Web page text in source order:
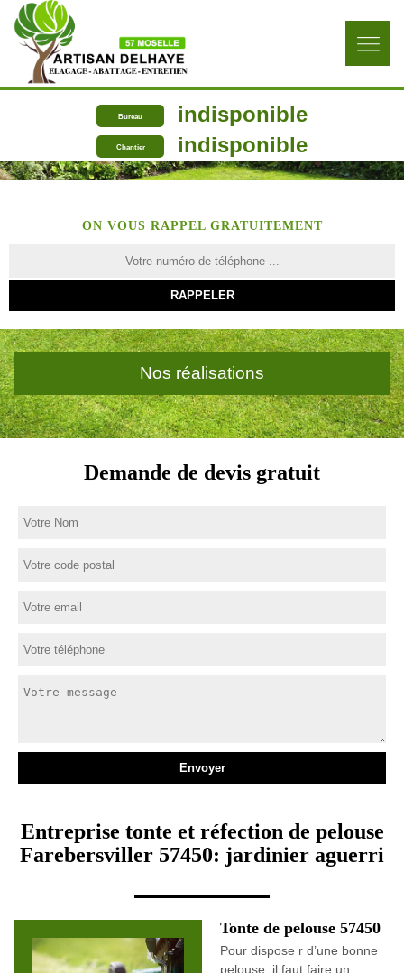
Bureau indisponible
Chantier indisponible
ON VOUS RAPPEL GRATUITEMENT
Nos réalisations
Demande de devis gratuit
Entreprise tonte et réfection de pelouse
Farebersviller 57450: jardinier aguerri
Tonte de pelouse 57450
Pour dispose r d’une bonne
pelouse, il faut faire un